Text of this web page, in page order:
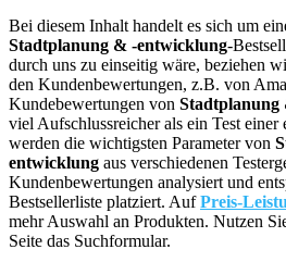
Bei diesem Inhalt handelt es sich um
Stadtplanung & -entwicklung-
durch uns zu einseitig wäre, beziehen
den Kundenbewertungen, z.B. von
Kundebewertungen von
viel Aufschlussreicher als ein Test einer
werden die wichtigsten Parameter von
entwicklung aus verschiedenen
Kundenbewertungen analysiert und
Bestsellerliste platziert. AufPreis-
mehr Auswahl an Produkten. Nutzen
Seite das Suchformular.